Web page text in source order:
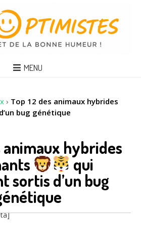
MENU
› Top 12 des animaux hybrides
bug génétique
animaux hybrides
qui
sortis d’un bug